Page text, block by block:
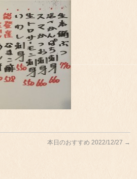
本日のおすすめ 2022/12/27 →